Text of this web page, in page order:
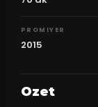
PROMIYER
2015
Ozet